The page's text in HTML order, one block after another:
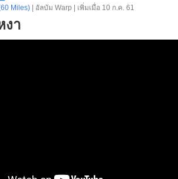
Miles) | อัลบัม Warp | เพิ่มเมื่อ 10 ก.ค. 61
งา